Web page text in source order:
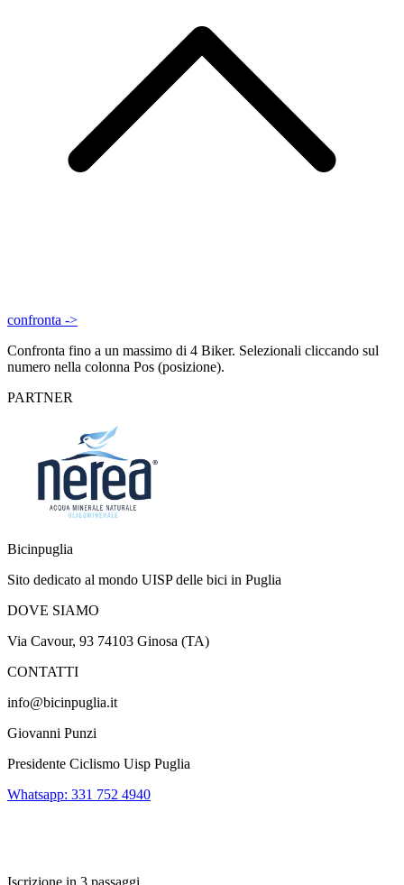
confronta ->
Confronta fino a un massimo di 4 Biker. Selezionali cliccando sul
numero nella colonna Pos (posizione).
PARTNER
Bicinpuglia
Sito dedicato al mondo UISP delle bici in Puglia
DOVE SIAMO
Via Cavour, 93 74103 Ginosa (TA)
CONTATTI
info@bicinpuglia.it
Giovanni Punzi
Presidente Ciclismo Uisp Puglia
Whatsapp: 331 752 4940
Iscrizione in 3 passaggi